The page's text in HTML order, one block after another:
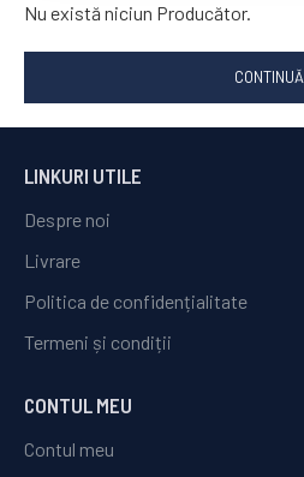
Nu există niciun Producător.
CONTINUĂ
LINKURI UTILE
Despre noi
Livrare
Politica de confidențialitate
Termeni și condiții
CONTUL MEU
Contul meu